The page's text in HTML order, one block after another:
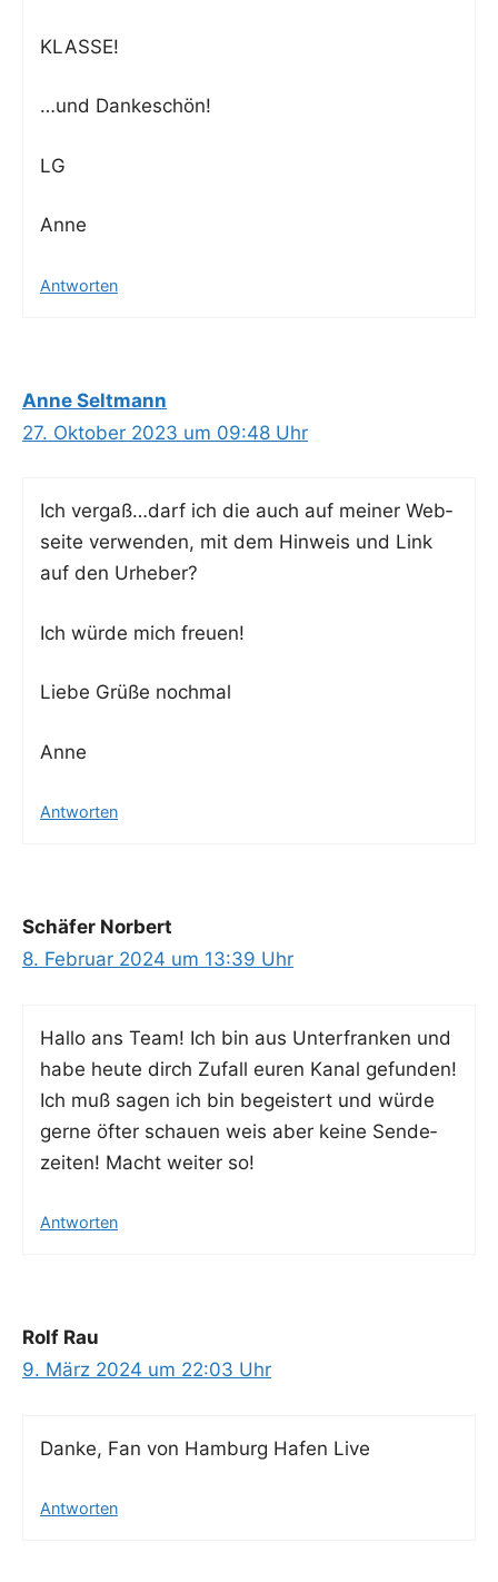
KLASSE!
…und Dan­ke­schön!
LG
Anne
Antworten
Anne Seltmann
27. Oktober 2023 um 09:48 Uhr
Ich vergaß…darf ich die auch auf mei­ner Web­
sei­te ver­wen­den, mit dem Hin­weis und Link
auf den Urheber?
Ich wür­de mich freuen!
Lie­be Grü­ße nochmal
Anne
Antworten
Schäfer Norbert
8. Februar 2024 um 13:39 Uhr
Hal­lo ans Team! Ich bin aus Unter­fran­ken und
habe heu­te dirch Zufall euren Kanal gefun­den!
Ich muß sagen ich bin begeis­tert und wür­de
ger­ne öfter schau­en weis aber kei­ne Sen­de­
zei­ten! Macht wei­ter so!
Antworten
Rolf Rau
9. März 2024 um 22:03 Uhr
Dan­ke, Fan von Ham­burg Hafen Live
Antworten